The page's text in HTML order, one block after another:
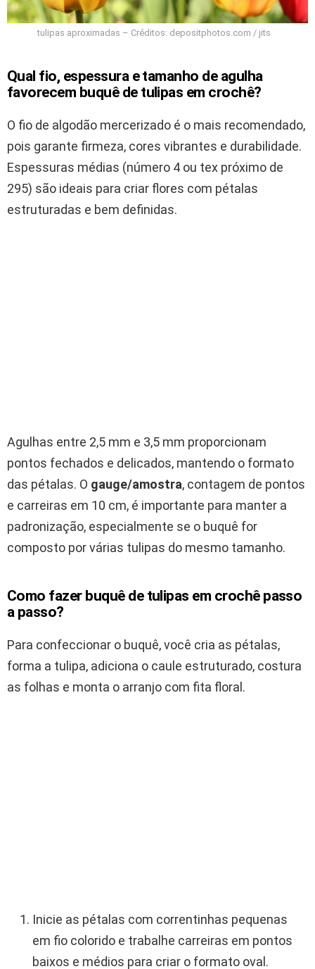
tulipas aproximadas – Créditos: depositphotos.com / jits
Qual fio, espessura e tamanho de agulha
favorecem buquê de tulipas em crochê?
O fio de algodão mercerizado é o mais recomendado,
pois garante firmeza, cores vibrantes e durabilidade.
Espessuras médias (número 4 ou tex próximo de
295) são ideais para criar flores com pétalas
estruturadas e bem definidas.
Agulhas entre 2,5 mm e 3,5 mm proporcionam
pontos fechados e delicados, mantendo o formato
das pétalas. O gauge/amostra, contagem de pontos
e carreiras em 10 cm, é importante para manter a
padronização, especialmente se o buquê for
composto por várias tulipas do mesmo tamanho.
Como fazer buquê de tulipas em crochê passo
a passo?
Para confeccionar o buquê, você cria as pétalas,
forma a tulipa, adiciona o caule estruturado, costura
as folhas e monta o arranjo com fita floral.
Inicie as pétalas com correntinhas pequenas
em fio colorido e trabalhe carreiras em pontos
baixos e médios para criar o formato oval.